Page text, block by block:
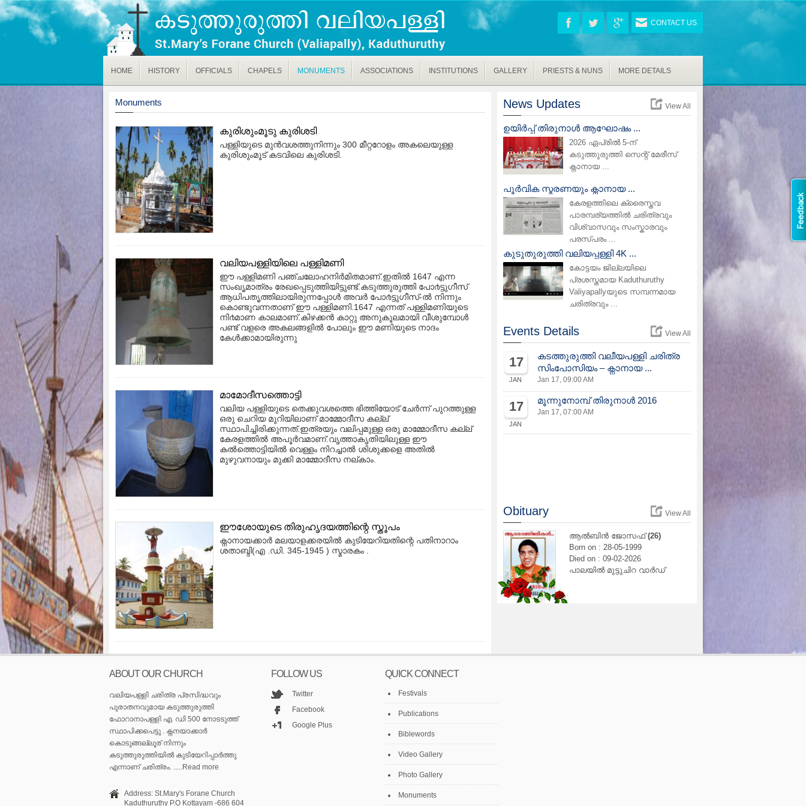
CONTACT US
HOME HISTORY OFFICIALS CHAPELS MONUMENTS ASSOCIATIONS INSTITUTIONS GALLERY PRIESTS & NUNS MORE DETAILS
Monuments
കുരിശുംമൂടു കുരിശടി
പള്ളിയുടെ മുൻവശത്തുനിന്നും 300 മീറ്ററോളം അകലെയുള്ള
കുരിശുംമൂട് കടവിലെ കുരിശടി.
വലിയപള്ളിയിലെ പള്ളിമണി
ഈ പള്ളിമണി പഞ്ചലോഹനിർമിതമാണ്.ഇതിൽ 1647 എന്ന
സംഖൄമാത്രം രേഖപ്പെടുത്തിയിട്ടുണ്ട്.കടുത്തുരുത്തി പോ൪ട്ടുഗീസ്
ആധിപതൄത്തിലായിരുന്നപ്പോൾ അവർ പോ൪ട്ടുഗീസ്-ൽ നിന്നും
കൊണ്ടുവന്നതാണ് ഈ പള്ളിമണി.1647 എന്നത് പള്ളിമണിയുടെ
നി൪മാണ കാലമാണ്.കിഴക്കൻ കാറ്റു അനുകൂലമായി വീശുമ്പോൾ
പണ്ട് വളരെ അകലങ്ങളിൽ പോലും ഈ മണിയുടെ നാദം
കേൾക്കാമായിരുന്നു
മാമോദീസത്തൊട്ടി
വലിയ പള്ളിയുടെ തെക്കുവശത്തെ ഭിത്തിയോട് ചേർന്ന് പുറത്തുള്ള
ഒരു ചെറിയ മുറിയിലാണ് മാമ്മോദീസ കല്ല്‌
സ്ഥാപിച്ചിരിക്കുന്നത്.ഇത്രയും വലിപ്പമുള്ള ഒരു മാമ്മോദീസ കല്ല്‌
കേരളത്തിൽ അപൂർവമാണ്.വൃത്താകൃതിയിലുള്ള ഈ
കൽത്തൊട്ടിയിൽ വെള്ളം നിറച്ചാൽ ശിശുക്കളെ അതിൽ
മുഴുവനായും മുക്കി മാമ്മോദീസ നല്കാം.
ഈശോയുടെ തിരുഹൃദയത്തിന്റെ സ്തൂപം
ക്നാനായക്കാർ മലയാളക്കരയിൽ കുടിയേറിയതിന്റെ പതിനാറാം
ശതാബ്ദി(എ .ഡി. 345-1945 ) സ്മാരകം .
News Updates View All
ഉയിർപ്പ് തിരുനാൾ ആഘോഷം ...
2026 ഏപ്രിൽ 5-ന്
കടുത്തുരുത്തി സെന്റ് മേരീസ്
ക്നാനായ ...
പൂർവിക സ്മരണയും ക്നാനായ ...
കേരളത്തിലെ ക്രൈസ്തവ
പാരമ്പര്യത്തിൽ ചരിത്രവും
വിശ്വാസവും സംസ്കാരവും
പരസ്പരം ...
കുടുതുരുത്തി വലിയപ്പള്ളി 4K ...
കോട്ടയം ജില്ലയിലെ
പ്രശസ്തമായ Kaduthuruthy
Valiyapallyയുടെ സമ്പന്നമായ
ചരിത്രവും ...
Events Details View All
17
JAN
കടത്തുരുത്തി വലീയപള്ളി ചരിത്ര
സിംപോസിയം – ക്നാനായ ...
Jan 17, 09:00 AM
17
JAN
മൂന്നുനോമ്പ് തിരുനാള്‍ 2016
Jan 17, 07:00 AM
Obituary View All
ആൽബിൻ ജോസഫ്(26)
Born on : 28-05-1999
Died on : 09-02-2026
പാലയിൽ മുട്ടുചിറ വാർഡ്
ABOUT OUR CHURCH
വലിയപള്ളി ചരിത്ര പ്രസിദ്ധവും
പുരാതനവുമായ കടുത്തുരുത്തി
ഫോറാനാപള്ളി എ. ഡി 500 നോടടുത്ത്
സ്ഥാപിക്കപെട്ടു . ക്നനയാക്കാർ
കൊടുങ്ങല്ലൂര് നിന്നും
കടുത്തുരുത്തിയിൽ കുടിയേറിപ്പാർത്തു
എന്നാണ് ചരിത്രം. .....Read more
Address: St.Mary's Forane Church
Kaduthuruthy P.O Kottayam -686 604
FOLLOW US
Twitter
Facebook
Google Plus
QUICK CONNECT
Festivals
Publications
Biblewords
Video Gallery
Photo Gallery
Monuments